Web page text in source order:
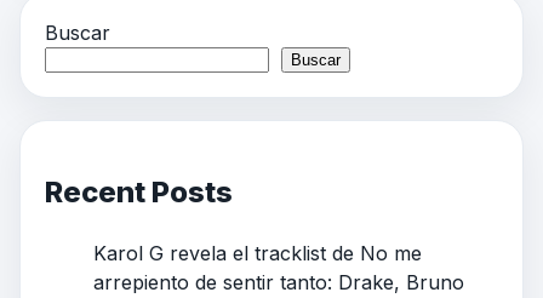
Buscar
Buscar
Recent Posts
Karol G revela el tracklist de No me
arrepiento de sentir tanto: Drake, Bruno